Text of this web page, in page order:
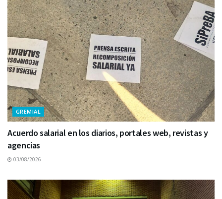
GREMIAL
Acuerdo salarial en los diarios, portales web, revistas y
agencias
03/08/2026